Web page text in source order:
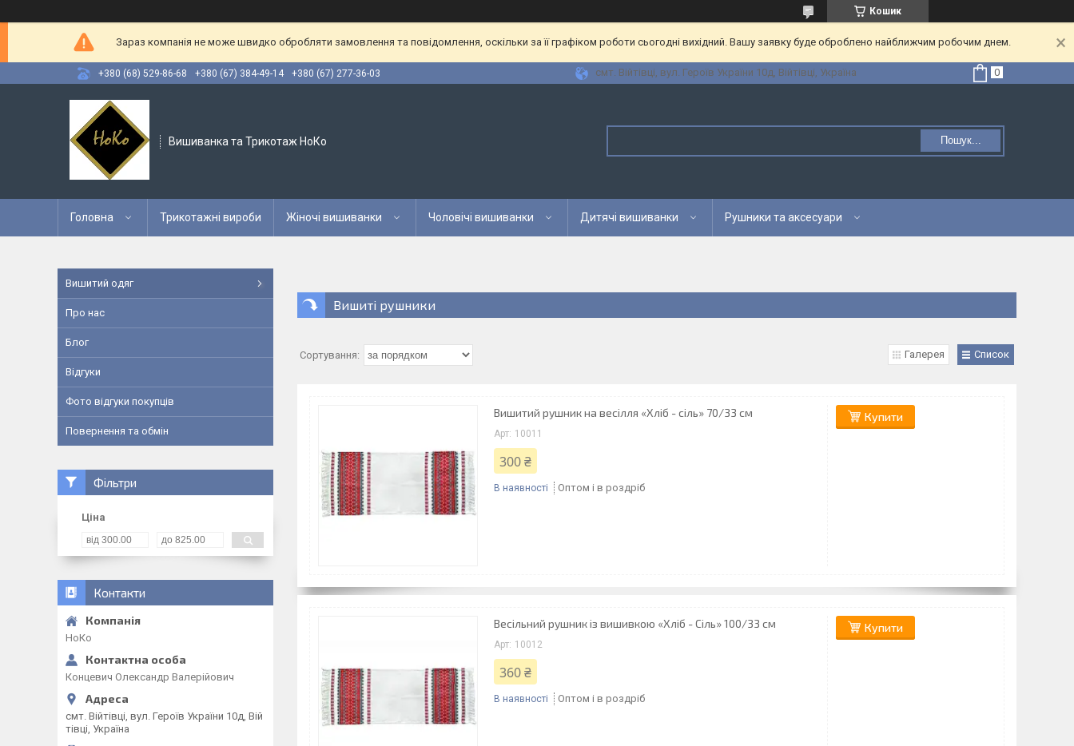
Кошик
Зараз компанія не може швидко обробляти замовлення та повідомлення, оскільки за її графіком роботи сьогодні вихідний. Вашу заявку буде оброблено найближчим робочим днем.
+380 (68) 529-86-68 +380 (67) 384-49-14 +380 (67) 277-36-03 смт. Війтівці, вул. Героїв України 10д, Війтівці, Україна
Вишиванка та Трикотаж НоКо Пошук...
Головна Трикотажні вироби Жіночі вишиванки Чоловічі вишиванки Дитячі вишиванки Рушники та аксесуари
Вишиті рушники
Галерея Список
Вишитий рушник на весілля «Хліб - сіль» 70/33 см
10011
300 ₴
В наявності Оптом і в роздріб
Купити
Весільний рушник із вишивкою «Хліб - Сіль» 100/33 см
10012
360 ₴
В наявності Оптом і в роздріб
Купити
Вишитий одяг
Про нас
Блог
Відгуки
Фото відгуки покупців
Повернення та обмін
Фільтри
Ціна
Контакти
НоКо
Концевич Олександр Валерійович
смт. Війтівці, вул. Героїв України 10д, Вій
тівці, Україна